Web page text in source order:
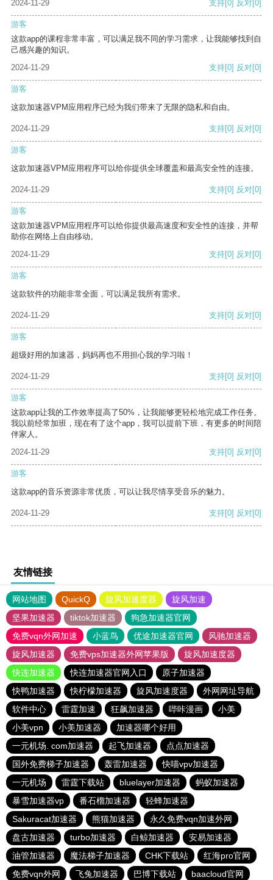
2024-11-29
支持[0] 反对[0]
游客
这款app的课程非常丰富，可以满足我不同的学习需求，让我能够找到自
己感兴趣的知识。
2024-11-29
支持[0] 反对[0]
游客
这款加速器VPM应用程序已经为我们带来了无限的隐私和自由。
2024-11-29 支持[0] 反对[0]
游客
这款加速器VPM应用程序可以给你提供全球覆盖和最高安全性的连接。
2024-11-29 支持[0] 反对[0]
游客
这款加速器VPM应用程序可以给你提供最高速度和安全性的连接，并帮
助你在网络上自由移动。
2024-11-29
支持[0] 反对[0]
游客
这款软件的功能非常全面，可以满足我所有需求。
2024-11-29 支持[0] 反对[0]
游客
超级好用的加速器，妈妈再也不用担心我的学习啦！
2024-11-29 支持[0] 反对[0]
游客
这款app让我的工作效率提高了50%，让我能够更轻松地完成工作任务。
我以前经常加班，现在有了这个app，我可以提前下班，有更多的时间陪
伴家人。
2024-11-29
支持[0] 反对[0]
游客
这款app的音乐资源非常优质，可以让我尽情享受音乐的魅力。
2024-11-29 支持[0] 反对[0]
友情链接
网站地图 QuickQ 旋风加速度器
旋风加速
坚果加速器
tiktok加速器
狗急加速器官网
免费vqn外网加速
小蓝鸟 优途加速器官网
风驰加速器
旋风加速器
免费vps加速器外网苹果版
旋风加速度器
快连加速器
快连加速器官网入口
原子加速器
快鸭加速器
快柠檬加速器 旋风加速度器
外网网址导航
软件中心
雷霆加速 狂飙加速器 哔咔漫画
小美
小美vpn
小美加速器
加速器哪个好用
一元机场. com加速器
起飞加速器
点点加速器
国外免费梯子加速器
轰雷加速器
快喵vpv加速器
一元机场
雷霆下载站 bluelayer加速器
蚂蚁加速器
暴雪加速器vp
番石榴加速器
轻蜂加速器
Sakuracat加速器
熊猫加速器
永久免费vqn加速外网
盘古加速器
turbo加速器 白鲸加速器
安易加速器
油管加速器
魔法梯子加速器 CHK下载站
红海pro官网
免费vqn外网
飞兔加速器 巴博下载站 baacloud官网